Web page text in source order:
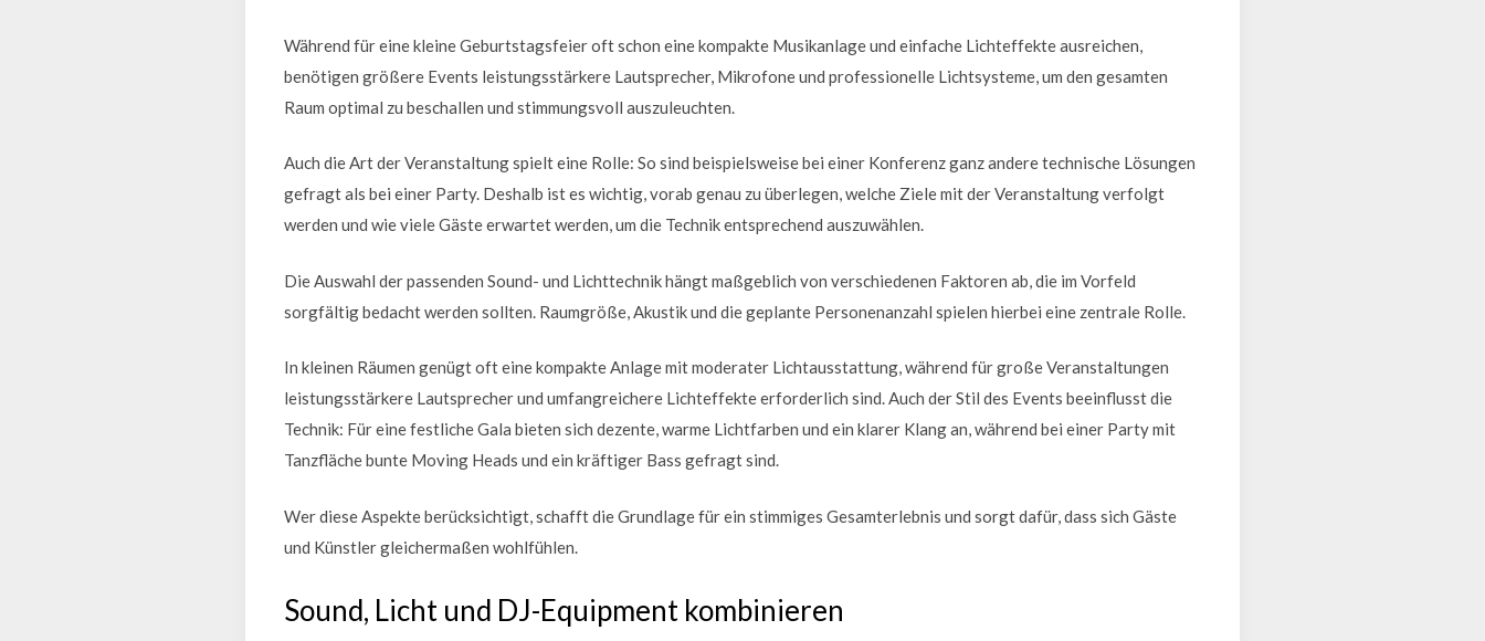
Während für eine kleine Geburtstagsfeier oft schon eine kompakte Musikanlage und einfache Lichteffekte ausreichen,
benötigen größere Events leistungsstärkere Lautsprecher, Mikrofone und professionelle Lichtsysteme, um den gesamten
Raum optimal zu beschallen und stimmungsvoll auszuleuchten.
Auch die Art der Veranstaltung spielt eine Rolle: So sind beispielsweise bei einer Konferenz ganz andere technische Lösungen
gefragt als bei einer Party. Deshalb ist es wichtig, vorab genau zu überlegen, welche Ziele mit der Veranstaltung verfolgt
werden und wie viele Gäste erwartet werden, um die Technik entsprechend auszuwählen.
Die Auswahl der passenden Sound- und Lichttechnik hängt maßgeblich von verschiedenen Faktoren ab, die im Vorfeld
sorgfältig bedacht werden sollten. Raumgröße, Akustik und die geplante Personenanzahl spielen hierbei eine zentrale Rolle.
In kleinen Räumen genügt oft eine kompakte Anlage mit moderater Lichtausstattung, während für große Veranstaltungen
leistungsstärkere Lautsprecher und umfangreichere Lichteffekte erforderlich sind. Auch der Stil des Events beeinflusst die
Technik: Für eine festliche Gala bieten sich dezente, warme Lichtfarben und ein klarer Klang an, während bei einer Party mit
Tanzfläche bunte Moving Heads und ein kräftiger Bass gefragt sind.
Wer diese Aspekte berücksichtigt, schafft die Grundlage für ein stimmiges Gesamterlebnis und sorgt dafür, dass sich Gäste
und Künstler gleichermaßen wohlfühlen.
Sound, Licht und DJ-Equipment kombinieren